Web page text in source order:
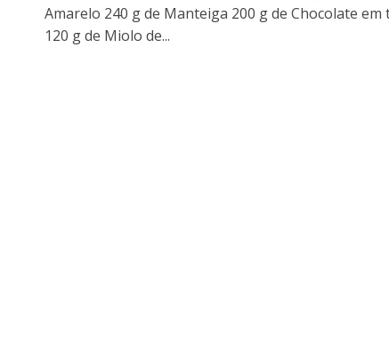
Amarelo 240 g de Manteiga 200 g de Chocolate
120 g de Miolo de...